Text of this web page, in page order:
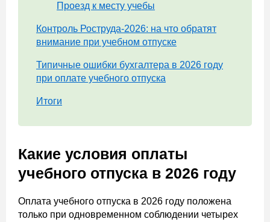
Проезд к месту учебы
Контроль Роструда-2026: на что обратят
внимание при учебном отпуске
Типичные ошибки бухгалтера в 2026 году
при оплате учебного отпуска
Итоги
Какие условия оплаты
учебного отпуска в 2026 году
Оплата учебного отпуска в 2026 году положена
только при одновременном соблюдении четырех